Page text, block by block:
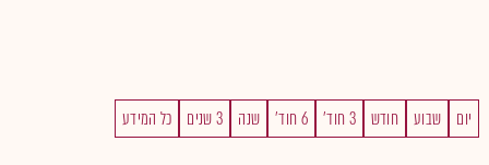
יום שבוע חודש 3 חוד' 6 חוד' שנה 3 שנים כל המידע